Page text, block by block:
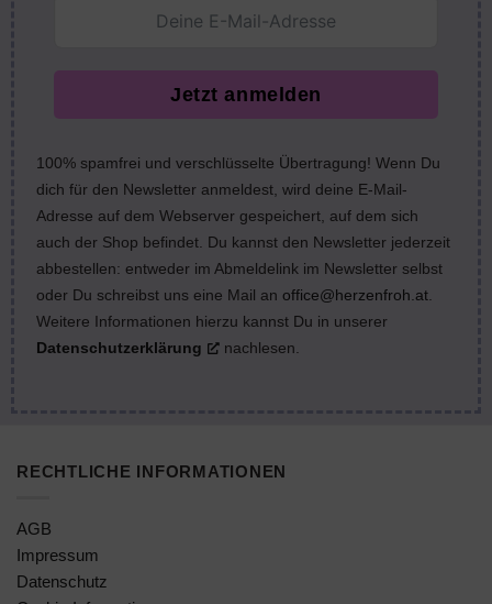
Jetzt anmelden
100% spamfrei und verschlüsselte Übertragung! Wenn Du
dich für den Newsletter anmeldest, wird deine E-Mail-
Adresse auf dem Webserver gespeichert, auf dem sich
auch der Shop befindet. Du kannst den Newsletter jederzeit
abbestellen: entweder im Abmeldelink im Newsletter selbst
oder Du schreibst uns eine Mail an office@herzenfroh.at
Weitere Informationen hierzu kannst Du in unserer
Datenschutzerklärung
nachlesen.
RECHTLICHE INFORMATIONEN
AGB
Impressum
Datenschutz